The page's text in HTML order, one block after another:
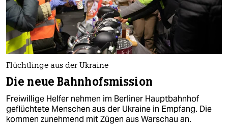
Flüchtlinge aus der Ukraine
Die neue Bahnhofsmission
Freiwillige Helfer nehmen im Berliner Hauptbahnhof
geflüchtete Menschen aus der Ukraine in Empfang. Die
kommen zunehmend mit Zügen aus Warschau an.